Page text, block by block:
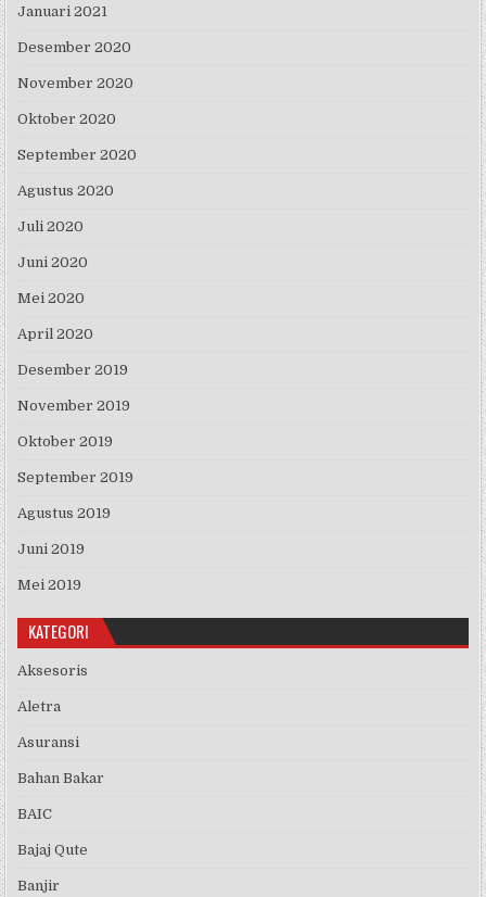
Januari 2021
Desember 2020
November 2020
Oktober 2020
September 2020
Agustus 2020
Juli 2020
Juni 2020
Mei 2020
April 2020
Desember 2019
November 2019
Oktober 2019
September 2019
Agustus 2019
Juni 2019
Mei 2019
KATEGORI
Aksesoris
Aletra
Asuransi
Bahan Bakar
BAIC
Bajaj Qute
Banjir